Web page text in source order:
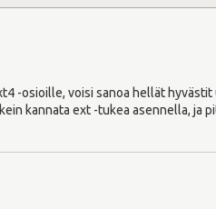
-osioille, voisi sanoa hellät
kannata ext -tukea asennella, ja